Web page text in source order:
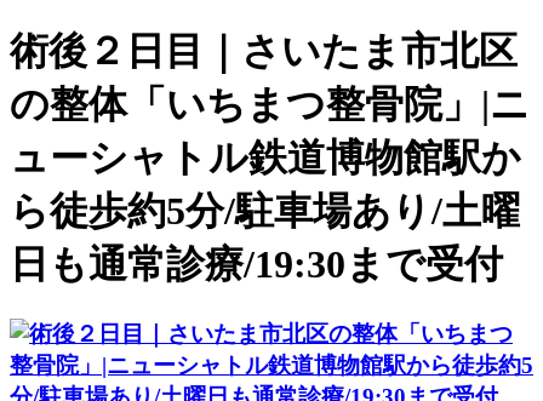
術後２日目｜さいたま市北区
の整体「いちまつ整骨院」|ニ
ューシャトル鉄道博物館駅か
ら徒歩約5分/駐車場あり/土曜
日も通常診療/19:30まで受付